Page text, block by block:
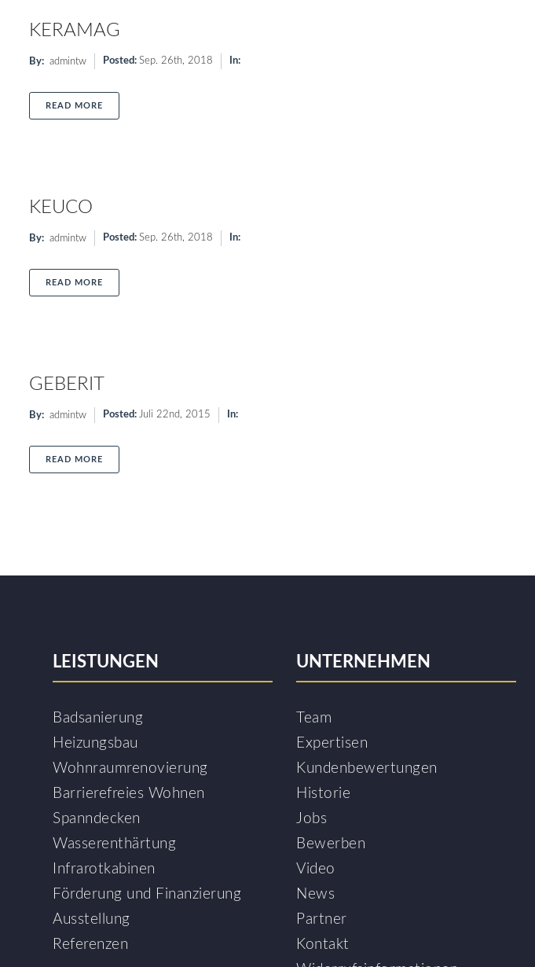
KERAMAG
By: admintw Posted: Sep. 26th, 2018 In:
READ MORE
KEUCO
By: admintw Posted: Sep. 26th, 2018 In:
READ MORE
GEBERIT
By: admintw Posted: Juli 22nd, 2015 In:
READ MORE
LEISTUNGEN
Badsanierung
Heizungsbau
Wohnraumrenovierung
Barrierefreies Wohnen
Spanndecken
Wasserenthärtung
Infrarotkabinen
Förderung und Finanzierung
Ausstellung
Referenzen
UNTERNEHMEN
Team
Expertisen
Kundenbewertungen
Historie
Jobs
Bewerben
Video
News
Partner
Kontakt